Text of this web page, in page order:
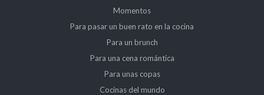
Momentos
Para pasar un buen rato en la cocina
Para un brunch
Para una cena romántica
Para unas copas
Cocinas del mundo